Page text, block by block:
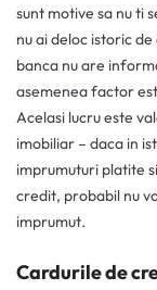
sunt motive sa nu ti
nu ai deloc istoric
banca nu are
asemenea factor
Acelasi lucru este
imobiliar – daca in
imprumuturi platite
credit, probabil nu
imprumut.
Cardurile de